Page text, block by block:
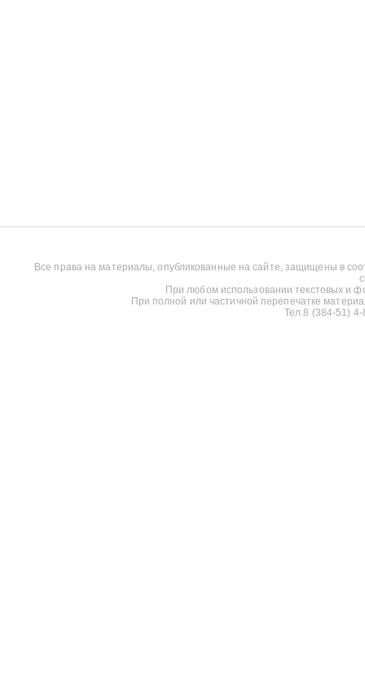
Все права на материалы, опубликованные на сайте, защищены в
При любом использовании текстовых и
При полной или частичной перепечатке
Тел.8 (384-51)